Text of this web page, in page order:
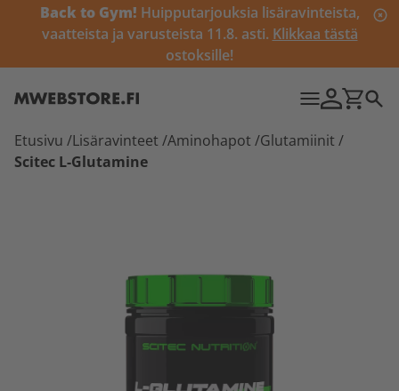
Back to Gym! Huipputarjouksia lisäravinteista,
vaatteista ja varusteista 11.8. asti. Klikkaa tästä
ostoksille!
Etusivu /Lisäravinteet /Aminohapot /Glutamiinit /
Scitec L-Glutamine